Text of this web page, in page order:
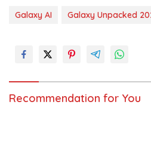
Galaxy AI Galaxy Unpacked
Recommendation for You